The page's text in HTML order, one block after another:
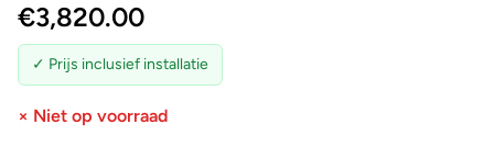
€3,820.00
✓ Prijs inclusief installatie
× Niet op voorraad